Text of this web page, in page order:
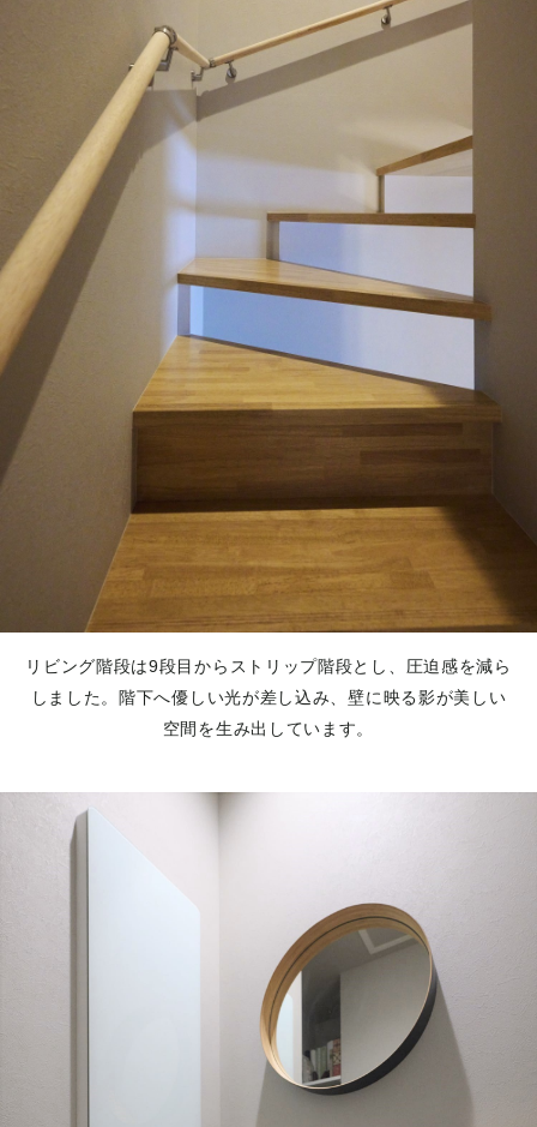
リビング階段は9段目からストリップ階段とし、圧迫感を減ら
しました。階下へ優しい光が差し込み、壁に映る影が美しい
空間を生み出しています。